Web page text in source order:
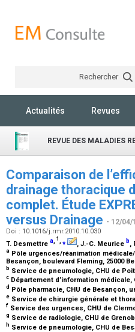
Rechercher
Actualités Revues
REVUE DES MALADIES
Comparaison de
drainage thoracique
complet. Étude
versus Drainage - 12/04/
Doi : 10.1016/j.rmr.2010.10.030
T. Desmettre a, 1 ,⁎ , J.-C. Meurice b,
a Pôle urgences/réanimation
Besançon, boulevard Fleming, 25000
b Service de pneumologie, CHU de
c Département d’information
d Pôle pharmacie, CHU de Besançon,
e Service de chirurgie générale et
f Service des urgences, CHU de
g Service de radiologie, CHU de
h Service de pneumologie, CHU de